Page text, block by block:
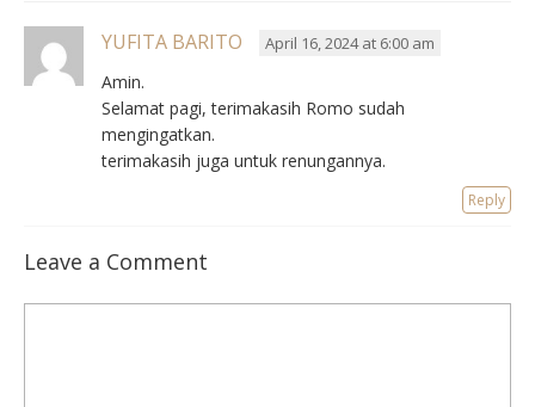
YUFITA BARITO April 16, 2024 at 6:00 am
Amin.
Selamat pagi, terimakasih Romo sudah
mengingatkan.
terimakasih juga untuk renungannya.
Reply
Leave a Comment